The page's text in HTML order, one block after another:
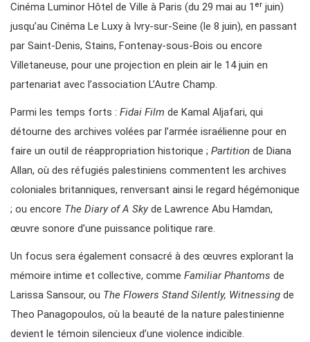
Cinéma Luminor Hôtel de Ville à Paris (du 29 mai au 1ᵉʳ juin)
jusqu’au Cinéma Le Luxy à Ivry-sur-Seine (le 8 juin), en passant
par Saint-Denis, Stains, Fontenay-sous-Bois ou encore
Villetaneuse, pour une projection en plein air le 14 juin en
partenariat avec l’association L’Autre Champ.
Parmi les temps forts : Fidai Film de Kamal Aljafari, qui
détourne des archives volées par l’armée israélienne pour en
faire un outil de réappropriation historique ; Partition de Diana
Allan, où des réfugiés palestiniens commentent les archives
coloniales britanniques, renversant ainsi le regard hégémonique
; ou encore The Diary of A Skyde Lawrence Abu Hamdan,
œuvre sonore d’une puissance politique rare.
Un focus sera également consacré à des œuvres explorant la
mémoire intime et collective, comme Familiar Phantoms de
Larissa Sansour, ou The Flowers Stand Silently, Witnessing de
Theo Panagopoulos, où la beauté de la nature palestinienne
devient le témoin silencieux d’une violence indicible.